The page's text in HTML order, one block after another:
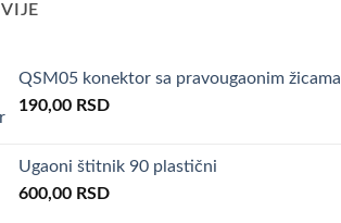
QSM05 konektor sa pravougaonim žicama
190,00 RSD
Ugaoni štitnik 90 plastični
600,00 RSD